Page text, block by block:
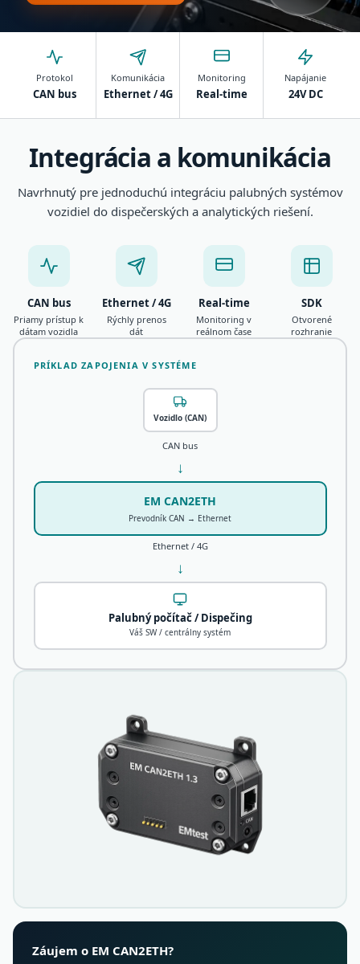
Protokol
CAN bus
Komunikácia
Ethernet / 4G
Monitoring
Real-time
Napájanie
24V DC
Integrácia a komunikácia
Navrhnutý pre jednoduchú integráciu palubných systémov
vozidiel do dispečerských a analytických riešení.
CAN bus
Priamy prístup k
dátam vozidla
Ethernet / 4G
Rýchly prenos
dát
Real-time
Monitoring v
reálnom čase
SDK
Otvorené
rozhranie
PRÍKLAD ZAPOJENIA V SYSTÉME
Vozidlo (CAN)
CAN bus
↓
EM CAN2ETH
Prevodník CAN → Ethernet
Ethernet / 4G
↓
Palubný počítač / Dispečing
Váš SW / centrálny systém
Záujem o EM CAN2ETH?